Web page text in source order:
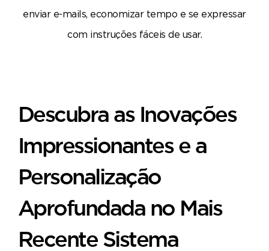
enviar e-mails, economizar tempo e se expressar
com instruções fáceis de usar.
Descubra as Inovações
Impressionantes e a
Personalização
Aprofundada no Mais
Recente Sistema